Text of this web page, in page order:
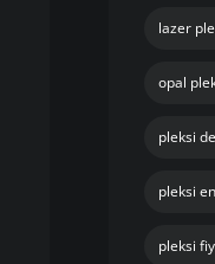
lazer
opal
pleksi
pleksi
pleksi